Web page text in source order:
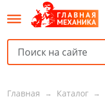
Главная Каталог